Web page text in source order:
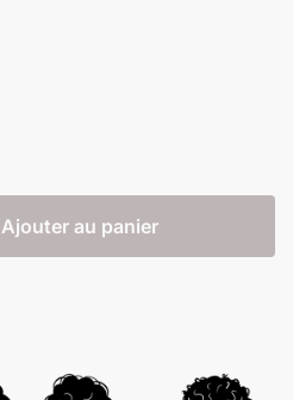
Ajouter au panier